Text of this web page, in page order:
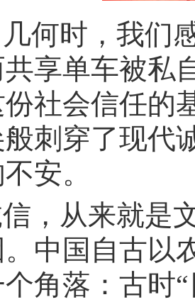
何时，我们
享单车被私
社会信任的
刺穿了现代
安。
，从来就是
中国自古以
角落：古时